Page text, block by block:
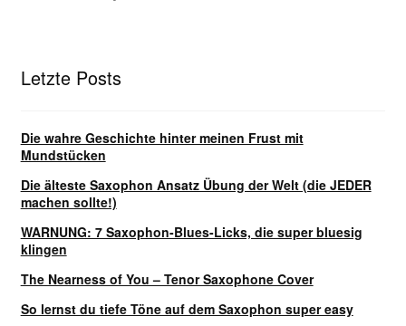
Letzte Posts
Die wahre Geschichte hinter meinen Frust mit
Mundstücken
Die älteste Saxophon Ansatz Übung der Welt (die JEDER
machen sollte!)
WARNUNG: 7 Saxophon-Blues-Licks, die super bluesig
klingen
The Nearness of You – Tenor Saxophone Cover
So lernst du tiefe Töne auf dem Saxophon super easy